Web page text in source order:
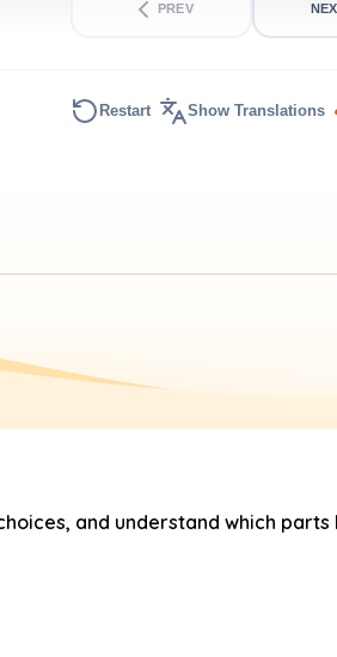
PREV
Restart Show Translations
and understand which